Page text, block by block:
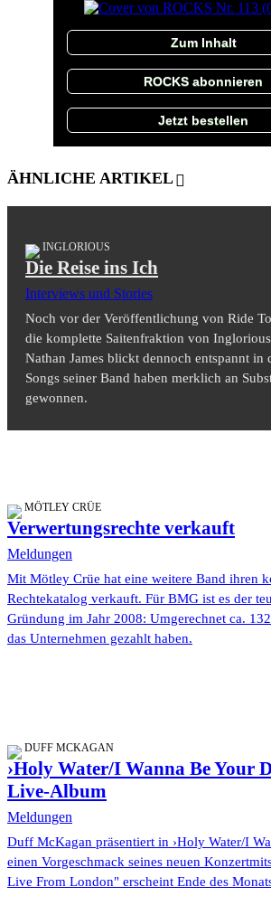
Zum Inhalt
ROCKS abonnieren
Jetzt bestellen
ÄHNLICHE ARTIKEL
INGLORIOUS
Die Reise ins Ich
Interviews und Stories
Noch vor der Veröffentlichung von Ride
die komplette Saitenfraktion von
Nathan James blickt dennoch entspannt in
Songs seiner Band haben merklich an
gewonnen.
MÖTLEY CRÜE
Verwertungsrechte verkauft
Meldungen
Mit Mötley Crüe hat eine weitere Band ihren
Rechtekatalog verkauft. Für BMG ist es der
Gründung im Jahr 2008: Umgerechnet ca.
das Unternehmen gezahlt haben.
DUFF MCKAGAN
›Holy Water/I Wanna Be Your
Live-Album
Meldungen
Duff McKagan präsentiert in ›Holy Water/I
einen Vorgeschmack seines neuen
Live From London" erscheint Ende des